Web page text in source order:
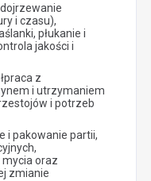
i czasu),
płukanie i
jakości i
z
i utrzymaniem
i potrzeb
i pakowanie partii,
oraz
zmianie